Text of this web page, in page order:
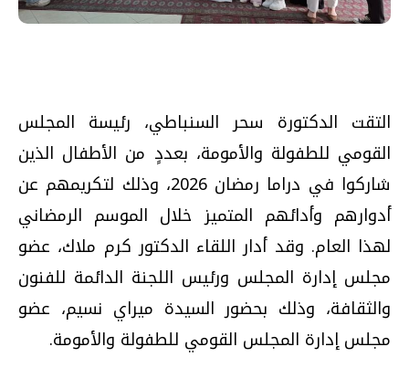
التقت الدكتورة سحر السنباطي، رئيسة المجلس
القومي للطفولة والأمومة، بعددٍ من الأطفال الذين
شاركوا في دراما رمضان 2026، وذلك لتكريمهم عن
أدوارهم وأدائهم المتميز خلال الموسم الرمضاني
لهذا العام. وقد أدار اللقاء الدكتور كرم ملاك، عضو
مجلس إدارة المجلس ورئيس اللجنة الدائمة للفنون
والثقافة، وذلك بحضور السيدة ميراي نسيم، عضو
مجلس إدارة المجلس القومي للطفولة والأمومة.